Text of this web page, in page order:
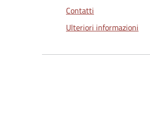
Contatti
Ulteriori informazioni